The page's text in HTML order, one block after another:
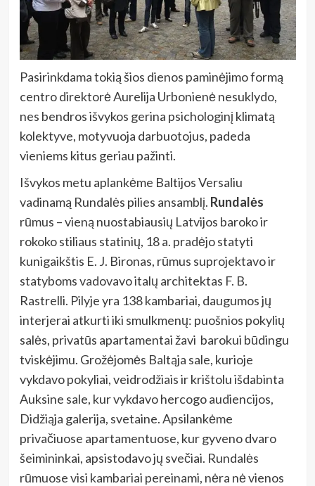
Pasirinkdama tokią šios dienos paminėjimo formą
centro direktorė Aurelija Urbonienė nesuklydo,
nes bendros išvykos gerina psichologinį klimatą
kolektyve, motyvuoja darbuotojus, padeda
vieniems kitus geriau pažinti.
Išvykos metu aplankėme Baltijos Versaliu
vadinamą Rundalės pilies ansamblį. Rundalės
rūmus – vieną nuostabiausių Latvijos baroko ir
rokoko stiliaus statinių, 18 a. pradėjo statyti
kunigaikštis E. J. Bironas, rūmus suprojektavo ir
statyboms vadovavo italų architektas F. B.
Rastrelli. Pilyje yra 138 kambariai, daugumos jų
interjerai atkurti iki smulkmenų: puošnios pokylių
salės, privatūs apartamentai žavi barokui būdingu
tviskėjimu. Grožėjomės Baltąja sale, kurioje
vykdavo pokyliai, veidrodžiais ir krištolu išdabinta
Auksine sale, kur vykdavo hercogo audiencijos,
Didžiąja galerija, svetaine. Apsilankėme
privačiuose apartamentuose, kur gyveno dvaro
šeimininkai, apsistodavo jų svečiai. Rundalės
rūmuose visi kambariai pereinami, nėra nė vienos